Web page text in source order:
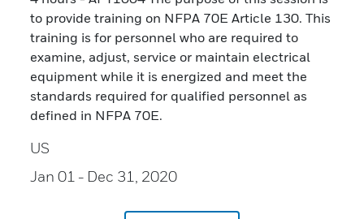
to provide training on NFPA 70E Article 130. This
training is for personnel who are required to
examine, adjust, service or maintain electrical
equipment while it is energized and meet the
standards required for qualified personnel as
defined in NFPA 70E.
US
Jan 01 - Dec 31, 2020